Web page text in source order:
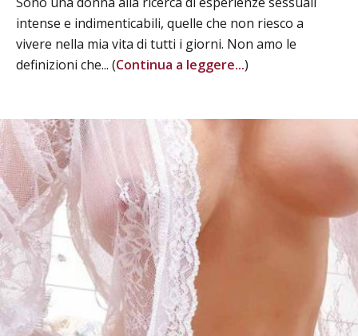
intense e indimenticabili, quelle che non riesco a
vivere nella mia vita di tutti i giorni. Non amo le
definizioni che... (Continua a leggere...)